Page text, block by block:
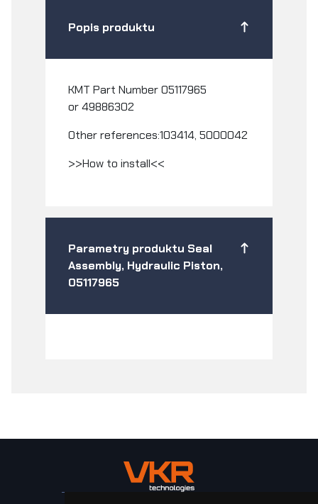
Popis produktu
KMT Part Number05117965
or49886302
Other references:103414, 5000042
>>How to install<<
Parametry produktu Seal
Assembly, Hydraulic Piston,
05117965